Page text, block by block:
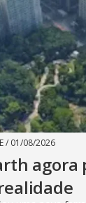
/ 01/08/2026